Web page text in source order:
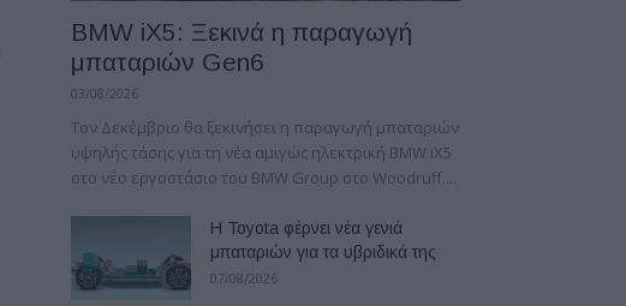
BMW iX5: Ξεκινά η παραγωγή
μπαταριών Gen6
03/08/2026
Τον Δεκέμβριο θα ξεκινήσει η παραγωγή μπαταριών
υψηλής τάσης για τη νέα αμιγώς ηλεκτρική BMW iX5
στο νέο εργοστάσιο του BMW Group στο Woodruff....
Η Toyota φέρνει νέα γενιά
μπαταριών για τα υβριδικά της
07/08/2026